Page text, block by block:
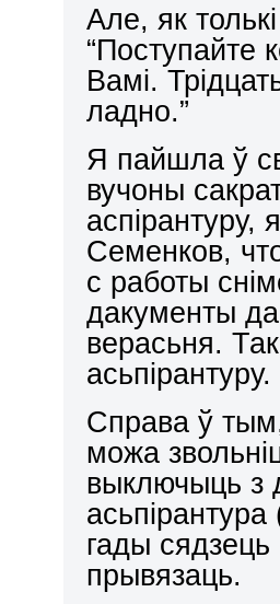
Але, як
“Поступайте
Вамі.
ладно.”
Я пайшла ў
вучоны
аспірантуру,
Семенков,
с работы
дакументы
верасьня.
асьпірантуру.
Справа ў
можа
выключыць з
гады
прывязаць.